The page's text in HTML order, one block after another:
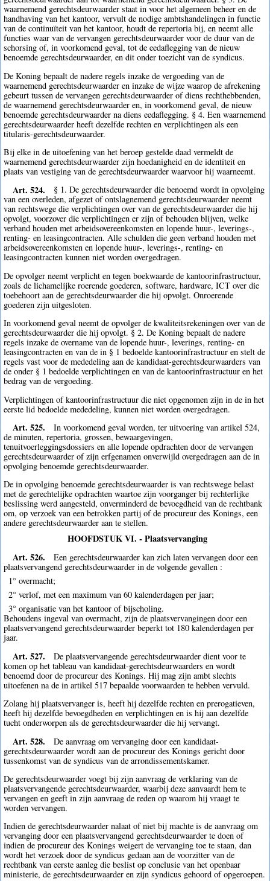
waarnemend gerechtsdeurwaarder staat in voor het algemeen beheer en de
handhaving van het kantoor, vervult de nodige ambtshandelingen in functie
van de continuïteit van het kantoor, houdt de repertoria bij, en neemt alle
functies waar van de vervangen gerechtsdeurwaarder voor de duur van de
schorsing of, in voorkomend geval, tot de eedaflegging van de nieuw
benoemde gerechtsdeurwaarder, en dit onder toezicht van de syndicus.
De Koning bepaalt de nadere regels inzake de vergoeding van de
waarnemend gerechtsdeurwaarder en inzake de wijze waarop de afrekening
gebeurt tussen de vervangen gerechtsdeurwaarder of diens rechthebbenden,
de waarnemend gerechtsdeurwaarder en, in voorkomend geval, de nieuw
benoemde gerechtsdeurwaarder na diens eedaflegging. § 4. Een waarnemend
gerechtsdeurwaarder heeft dezelfde rechten en verplichtingen als een
titularis-gerechtsdeurwaarder.
Bij elke in de uitoefening van het beroep gestelde daad vermeldt de
waarnemend gerechtsdeurwaarder zijn hoedanigheid en de identiteit en
plaats van vestiging van de gerechtsdeurwaarder waarvoor hij waarneemt.
Art. 524.
§ 1. De gerechtsdeurwaarder die benoemd wordt in opvolging
van een overleden, afgezet of ontslagnemend gerechtsdeurwaarder neemt
van rechtswege die verplichtingen over van de gerechtsdeurwaarder die hij
opvolgt, voorzover die verplichtingen er zijn of behouden blijven, welke
verband houden met arbeidsovereenkomsten en lopende huur-, leverings-,
renting- en leasingcontracten. Alle schulden die geen verband houden met
arbeidsovereenkomsten en lopende huur-, leverings-, renting- en
leasingcontracten kunnen niet worden overgedragen.
De opvolger neemt verplicht en tegen boekwaarde de kantoorinfrastructuur,
zoals de lichamelijke roerende goederen, software, hardware, ICT over die
toebehoort aan de gerechtsdeurwaarder die hij opvolgt. Onroerende
goederen zijn uitgesloten.
In voorkomend geval neemt de opvolger de kwaliteitsrekeningen over van de
gerechtsdeurwaarder die hij opvolgt. § 2. De Koning bepaalt de nadere
regels inzake de overname van de lopende huur-, leverings, renting- en
leasingcontracten en van de in § 1 bedoelde kantoorinfrastructuur en stelt de
regels vast voor de mededeling aan de kandidaat-gerechtsdeurwaarders van
de onder § 1 bedoelde verplichtingen en van de kantoorinfrastructuur en het
bedrag van de vergoeding.
Verplichtingen of kantoorinfrastructuur die niet opgenomen zijn in de in het
eerste lid bedoelde mededeling, kunnen niet worden overgedragen.
Art. 525.
In voorkomend geval worden, ter uitvoering van artikel 524,
de minuten, repertoria, grossen, bewaargevingen,
tenuitvoerleggingsdossiers en alle lopende opdrachten door de vervangen
gerechtsdeurwaarder of zijn erfgenamen onverwijld overgedragen aan de in
opvolging benoemde gerechtsdeurwaarder.
De in opvolging benoemde gerechtsdeurwaarder is van rechtswege belast
met de gerechtelijke opdrachten waartoe zijn voorganger bij rechterlijke
beslissing werd aangesteld, onverminderd de bevoegdheid van de rechtbank
om, op verzoek van een betrokken partij of de procureur des Konings, een
andere gerechtsdeurwaarder aan te stellen.
HOOFDSTUK VI. - Plaatsvervanging
Art. 526.
Een gerechtsdeurwaarder kan zich laten vervangen door een
plaatsvervangend gerechtsdeurwaarder in de volgende gevallen :
1° overmacht;
2° verlof, met een maximum van 60 kalenderdagen per jaar;
3° organisatie van het kantoor of bijscholing.
Behoudens ingeval van overmacht, zijn de plaatsvervangingen door een
plaatsvervangend gerechtsdeurwaarder beperkt tot 180 kalenderdagen per
jaar.
Art. 527.
De plaatsvervangende gerechtsdeurwaarder dient voor te
komen op het tableau van kandidaat-gerechtsdeurwaarders en wordt
benoemd door de procureur des Konings. Hij mag zijn ambt slechts
uitoefenen na de in artikel 517 bepaalde voorwaarden te hebben vervuld.
Zolang hij plaatsvervanger is, heeft hij dezelfde rechten en prerogatieven,
heeft hij dezelfde bevoegdheden en verplichtingen en is hij aan dezelfde
tucht onderworpen als de gerechtsdeurwaarder die hij vervangt.
Art. 528.
De aanvraag om vervanging door een kandidaat-
gerechtsdeurwaarder wordt aan de procureur des Konings gericht door
tussenkomst van de syndicus van de arrondissementskamer.
De gerechtsdeurwaarder voegt bij zijn aanvraag de verklaring van de
plaatsvervangende gerechtsdeurwaarder, waarbij deze aanvaardt hem te
vervangen en geeft in zijn aanvraag de reden op waarom hij vraagt te
worden vervangen.
Indien de gerechtsdeurwaarder nalaat of niet bij machte is de aanvraag om
vervanging door een plaatsvervangend gerechtsdeurwaarder te doen of
indien de procureur des Konings weigert de vervanging toe te staan, dan
wordt het verzoek door de syndicus gedaan aan de voorzitter van de
rechtbank van eerste aanleg die beslist op conclusie van het openbaar
ministerie, de gerechtsdeurwaarder en zijn syndicus gehoord of opgeroepen.